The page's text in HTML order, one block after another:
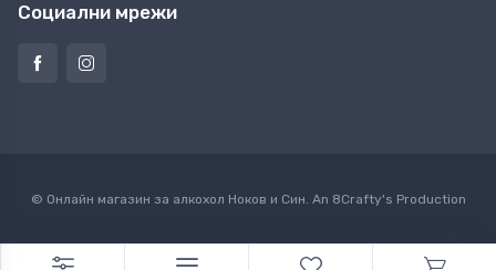
Социални мрежи
© Онлайн магазин за алкохол Ноков и Син. An 8Crafty's Production